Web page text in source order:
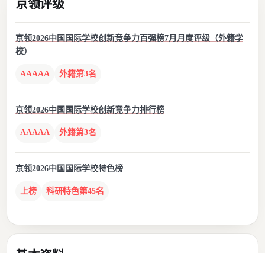
京领评级
京领2026中国国际学校创新竞争力百强榜7月月度评级（外籍学
校）
AAAAA 外籍第3名
京领2026中国国际学校创新竞争力排行榜
AAAAA 外籍第3名
京领2026中国国际学校特色榜
上榜 科研特色第45名